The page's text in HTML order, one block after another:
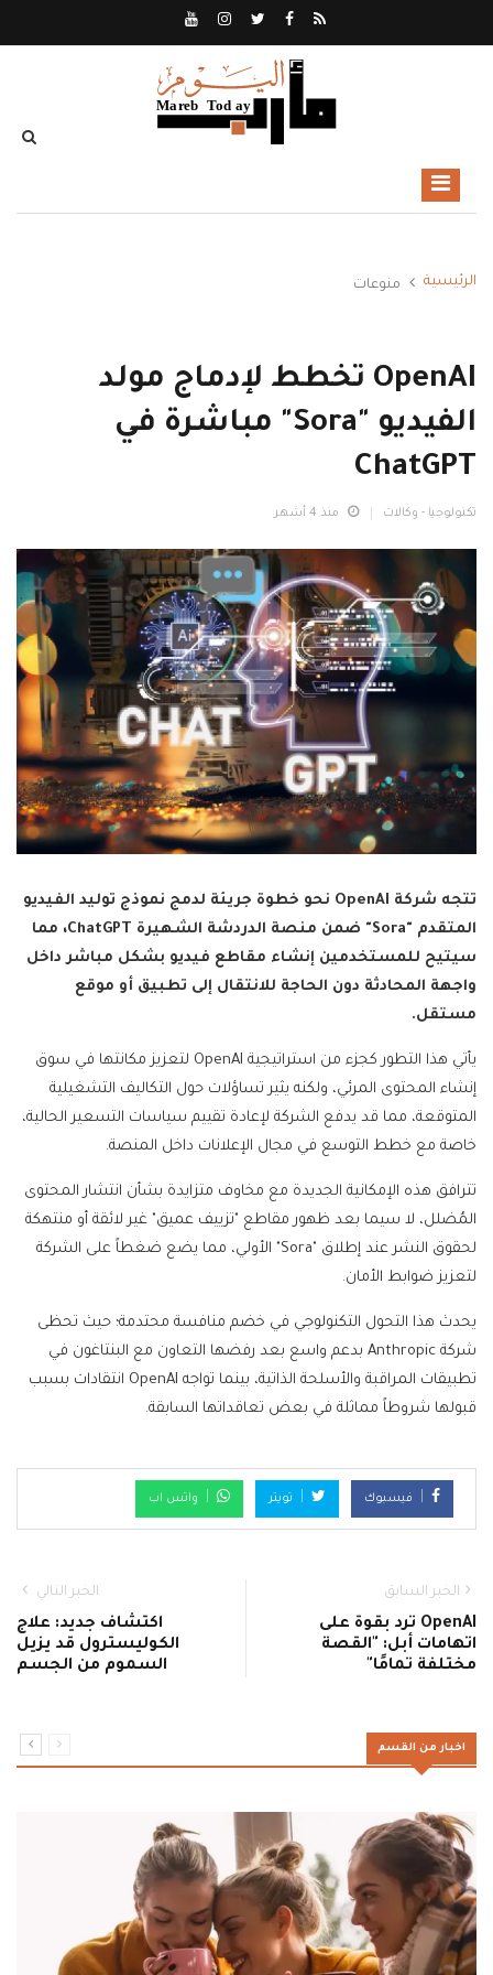
الرئيسية منوعات
OpenAI تخطط لإدماج مولد
الفيديو "Sora" مباشرة في
ChatGPT
تكنولوجيا - وكالات منذ 4 أشهر
تتجه شركة OpenAI نحو خطوة جريئة لدمج نموذج توليد الفيديو
المتقدم "Sora" ضمن منصة الدردشة الشهيرة ChatGPT، مما
سيتيح للمستخدمين إنشاء مقاطع فيديو بشكل مباشر داخل
واجهة المحادثة دون الحاجة للانتقال إلى تطبيق أو موقع
مستقل.
يأتي هذا التطور كجزء من استراتيجية OpenAI لتعزيز مكانتها في سوق
إنشاء المحتوى المرئي، ولكنه يثير تساؤلات حول التكاليف التشغيلية
المتوقعة، مما قد يدفع الشركة لإعادة تقييم سياسات التسعير الحالية،
خاصة مع خطط التوسع في مجال الإعلانات داخل المنصة.
تترافق هذه الإمكانية الجديدة مع مخاوف متزايدة بشأن انتشار المحتوى
المُضلل، لا سيما بعد ظهور مقاطع "تزييف عميق" غير لائقة أو منتهكة
لحقوق النشر عند إطلاق "Sora" الأولي، مما يضع ضغطاً على الشركة
لتعزيز ضوابط الأمان.
يحدث هذا التحول التكنولوجي في خضم منافسة محتدمة؛ حيث تحظى
شركة Anthropic بدعم واسع بعد رفضها التعاون مع البنتاغون في
تطبيقات المراقبة والأسلحة الذاتية، بينما تواجه OpenAI انتقادات بسبب
قبولها شروطاً مماثلة في بعض تعاقداتها السابقة.
فيسبوك تويتر واتس اب
الخبر السابق
OpenAI ترد بقوة على
اتهامات أبل: "القصة
مختلفة تمامًا"
الخبر التالي
اكتشاف جديد: علاج
الكوليسترول قد يزيل
السموم من الجسم
اخبار من القسم